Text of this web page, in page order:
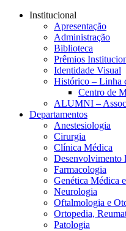
Conteúdo principal
Institucional
Apresentação
Administração
Biblioteca
Prêmios
Identidade Visual
Histórico – Linha
Centro de
ALUMNI –
Departamentos
Anestesiologia
Cirurgia
Clínica Médica
Desenvolvimento
Farmacologia
Genética Médica
Neurologia
Oftalmologia e
Ortopedia,
Patologia